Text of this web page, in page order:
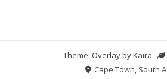
Theme: Overlay byKaira.
Cape Town, South